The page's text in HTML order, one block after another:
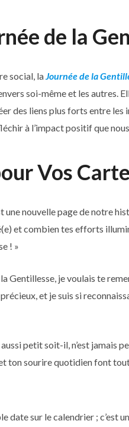
de la
social, laJournée de la
soi-même et les autres.
des liens plus forts entre
à l’impact positif que
Vos
une nouvelle page de notre
et combien tes efforts
! »
Gentillesse, je voulais te
et je suis si
petit soit-il, n’est jamais
ton sourire quotidien font
date sur le calendrier ; c’est